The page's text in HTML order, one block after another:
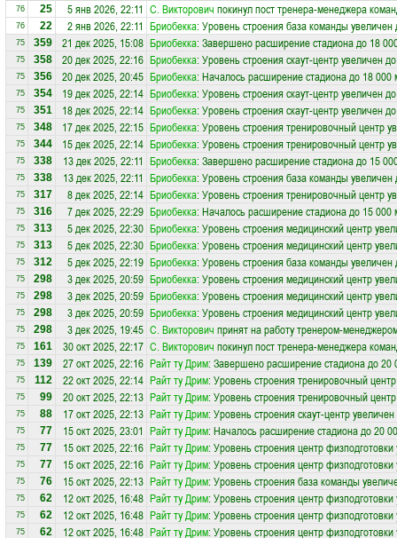
76 25 5 янв 2026, 22:11 С. Викторович покинул пост тренера-менеджера
76 22 2 янв 2026, 22:11 Бриобекка: Уровень строения база команды увеличен
75 359 21 дек 2025, 15:08 Бриобекка: Завершено расширение стадиона до 18
75 358 20 дек 2025, 22:16 Бриобекка: Уровень строения скаут-центр увеличен
75 356 20 дек 2025, 20:45 Бриобекка: Началось расширение стадиона до 18 000
75 354 19 дек 2025, 22:14 Бриобекка: Уровень строения скаут-центр увеличен
75 351 18 дек 2025, 22:14 Бриобекка: Уровень строения скаут-центр увеличен
75 348 17 дек 2025, 22:15 Бриобекка: Уровень строения тренировочный центр
75 344 15 дек 2025, 22:14 Бриобекка: Уровень строения тренировочный центр
75 338 13 дек 2025, 22:11 Бриобекка: Завершено расширение стадиона до 15
75 338 13 дек 2025, 22:11 Бриобекка: Уровень строения база команды увеличен
75 317 8 дек 2025, 22:14 Бриобекка: Уровень строения тренировочный центр
75 316 7 дек 2025, 22:29 Бриобекка: Началось расширение стадиона до 15 000
75 313 5 дек 2025, 22:30 Бриобекка: Уровень строения медицинский центр
75 313 5 дек 2025, 22:30 Бриобекка: Уровень строения медицинский центр
75 312 5 дек 2025, 22:19 Бриобекка: Уровень строения база команды увеличен
75 298 3 дек 2025, 20:59 Бриобекка: Уровень строения медицинский центр
75 298 3 дек 2025, 20:59 Бриобекка: Уровень строения медицинский центр
75 298 3 дек 2025, 20:59 Бриобекка: Уровень строения медицинский центр
75 298 3 дек 2025, 19:45 С. Викторович принят на работу тренером-
75 161 30 окт 2025, 22:17 С. Викторович покинул пост тренера-менеджера
75 139 27 окт 2025, 22:16 Райт ту Дрим: Завершено расширение стадиона до 20
75 112 22 окт 2025, 22:14 Райт ту Дрим: Уровень строения тренировочный
75 99 20 окт 2025, 22:13 Райт ту Дрим: Уровень строения тренировочный
75 88 17 окт 2025, 22:13 Райт ту Дрим: Уровень строения скаут-центр
75 77 15 окт 2025, 23:01 Райт ту Дрим: Началось расширение стадиона до 20
75 77 15 окт 2025, 22:16 Райт ту Дрим: Уровень строения центр
75 77 15 окт 2025, 22:16 Райт ту Дрим: Уровень строения центр
75 76 15 окт 2025, 22:13 Райт ту Дрим: Уровень строения база команды
75 62 12 окт 2025, 16:48 Райт ту Дрим: Уровень строения центр
75 62 12 окт 2025, 16:48 Райт ту Дрим: Уровень строения центр
75 62 12 окт 2025, 16:48 Райт ту Дрим: Уровень строения центр